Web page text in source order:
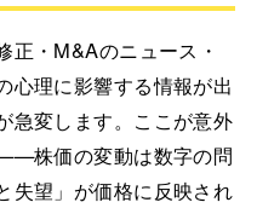
正・M&Aのニュース・
心理に影響する情報が出
急変します。ここが意外
株価の変動は数字の問
失望」が価格に反映され